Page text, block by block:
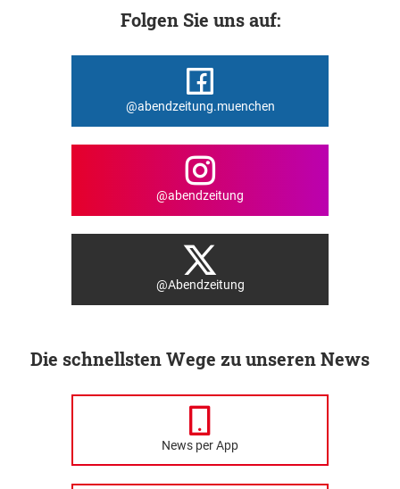
Folgen Sie uns auf:
@abendzeitung.muenchen
@abendzeitung
@Abendzeitung
Die schnellsten Wege zu unseren News
News per App